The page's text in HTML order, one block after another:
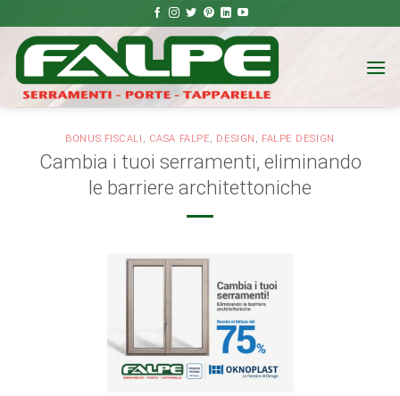
ai
contenuti
BONUS FISCALI , CASA FALPE, DESIGN , FALPE DESIGN
Cambia i tuoi serramenti, eliminando
le barriere architettoniche